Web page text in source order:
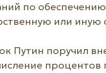
по
или иную
Путин поручил
процентов